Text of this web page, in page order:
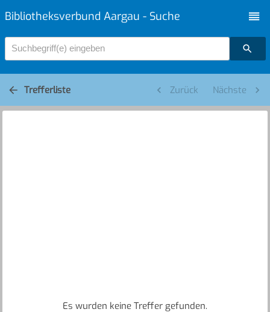
Bibliotheksverbund Aargau - Suche
Suchbegriff(e) eingeben
Trefferliste Zurück Nächste
Es wurden keine Treffer gefunden.